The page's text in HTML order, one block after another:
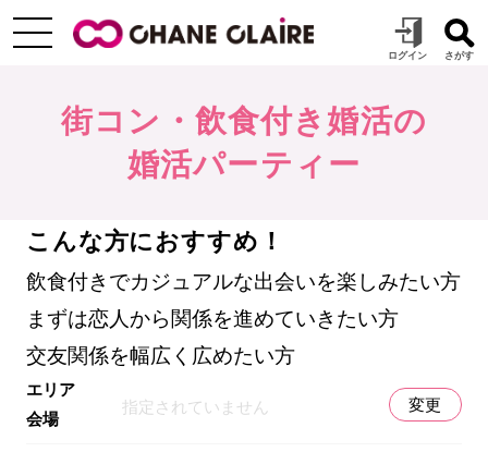
街コン・飲食付き婚活の
婚活パーティー
こんな方におすすめ！
飲食付きでカジュアルな出会いを楽しみたい方
まずは恋人から関係を進めていきたい方
交友関係を幅広く広めたい方
エリア
会場
指定されていません 変更